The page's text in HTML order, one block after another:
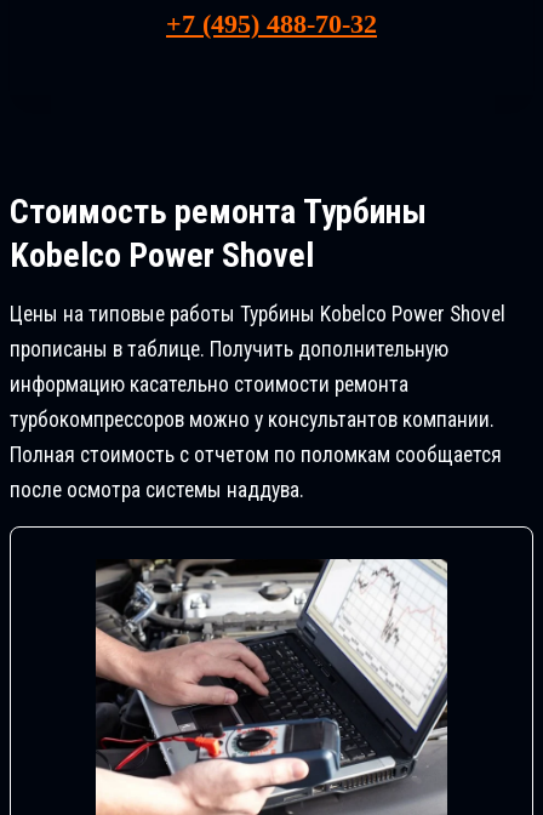
+7 (495) 488-70-32
Стоимость ремонта Турбины
Kobelco Power Shovel
Цены на типовые работы Турбины Kobelco Power Shovel
прописаны в таблице. Получить дополнительную
информацию касательно стоимости ремонта
турбокомпрессоров можно у консультантов компании.
Полная стоимость с отчетом по поломкам сообщается
после осмотра системы наддува.